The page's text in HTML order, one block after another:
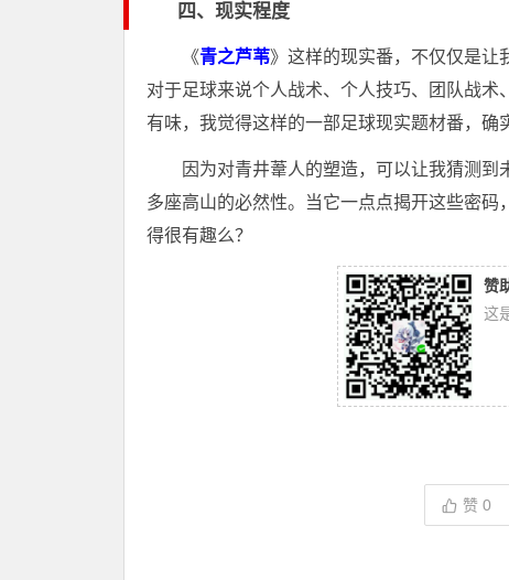
四、现实程度
《青之芦苇》这样的现实番，不仅仅是让
对于足球来说个人战术、个人技巧、团队战
有味，我觉得这样的一部足球现实题材番，确
因为对青井葦人的塑造，可以让我猜测
多座高山的必然性。当它一点点揭开这些密
得很有趣么？
赞
这
赞 0